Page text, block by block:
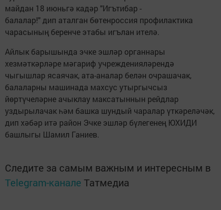
майдан 18 июньгә кадәр "Игътибар -
балалар!" дип аталган бөтенроссия профилактика
чарасының беренче этабы игълан ителә.
Айлык барышында эчке эшләр органнары
хезмәткәрләре мәгариф учрежденияләрендә
чыгышлар ясаячак, ата-аналар белән очрашачак,
балаларны машинада махсус утыргычсыз
йөртүчеләрне ачыклау максатыннын рейдлар
уздырылачак һәм башка шундый чаралар үткәреләчәк,
дип хәбәр итә район Эчке эшләр бүлегенең ЮХИДИ
башлыгы Шамил Ганиев.
Следите за самым важным и интересным в
Telegram-канале Татмедиа